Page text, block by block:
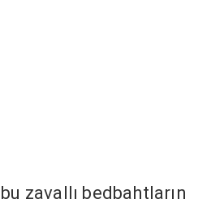
zavallı bedbahtların